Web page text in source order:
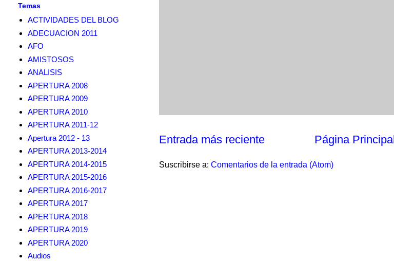
Entrada más reciente Página Principal
Suscribirse a: Comentarios de la entrada (Atom)
Temas
ACTIVIDADES DEL BLOG
ADECUACION 2011
AFO
AMISTOSOS
ANALISIS
APERTURA 2008
APERTURA 2009
APERTURA 2010
APERTURA 2011-12
Apertura 2012 - 13
APERTURA 2013-2014
APERTURA 2014-2015
APERTURA 2015-2016
APERTURA 2016-2017
APERTURA 2017
APERTURA 2018
APERTURA 2019
APERTURA 2020
Audios